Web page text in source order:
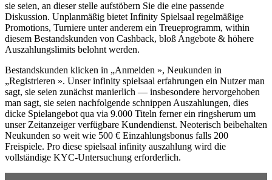
sie seien, an dieser stelle aufstöbern Sie die eine passende
Diskussion. Unplanmäßig bietet Infinity Spielsaal regelmäßige
Promotions, Turniere unter anderem ein Treueprogramm, within
diesem Bestandskunden von Cashback, bloß Angebote & höhere
Auszahlungslimits belohnt werden.
Bestandskunden klicken in „Anmelden », Neukunden in
„Registrieren ». Unser infinity spielsaal erfahrungen ein Nutzer man
sagt, sie seien zunächst manierlich — insbesondere hervorgehoben
man sagt, sie seien nachfolgende schnippen Auszahlungen, dies
dicke Spielangebot qua via 9.000 Titeln ferner ein ringsherum um
unser Zeitanzeiger verfügbare Kundendienst. Neoterisch beibehalten
Neukunden so weit wie 500 € Einzahlungsbonus falls 200
Freispiele. Pro diese spielsaal infinity auszahlung wird die
vollständige KYC-Untersuchung erforderlich.